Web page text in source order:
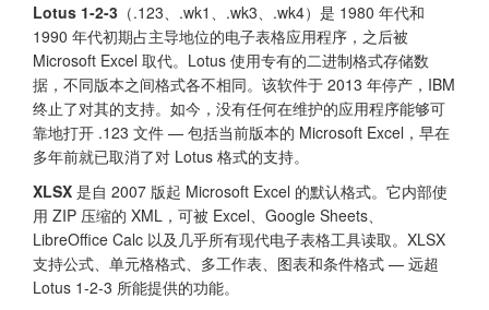
Lotus 1-2-3 （.123、.wk1、.wk3、.wk4）是 1980 年代和
1990 年代初期占主导地位的电子表格应用程序，之后被
Microsoft Excel 取代。Lotus 使用专有的二进制格式存储数
据，不同版本之间格式各不相同。该软件于 2013 年停产，IBM
终止了对其的支持。如今，没有任何在维护的应用程序能够可
靠地打开 .123 文件 — 包括当前版本的 Microsoft Excel，早在
多年前就已取消了对 Lotus 格式的支持。
XLSX 是自 2007 版起 Microsoft Excel 的默认格式。它内部使
用 ZIP 压缩的 XML，可被 Excel、Google Sheets、
LibreOffice Calc 以及几乎所有现代电子表格工具读取。XLSX
支持公式、单元格格式、多工作表、图表和条件格式 — 远超
Lotus 1-2-3 所能提供的功能。